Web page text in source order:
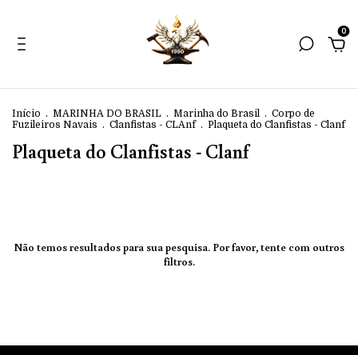
0
Início . MARINHA DO BRASIL . Marinha do Brasil . Corpo de
Fuzileiros Navais . Clanfistas - CLAnf . Plaqueta do Clanfistas - Clanf
Plaqueta do Clanfistas - Clanf
Não temos resultados para sua pesquisa. Por favor, tente com outros
filtros.